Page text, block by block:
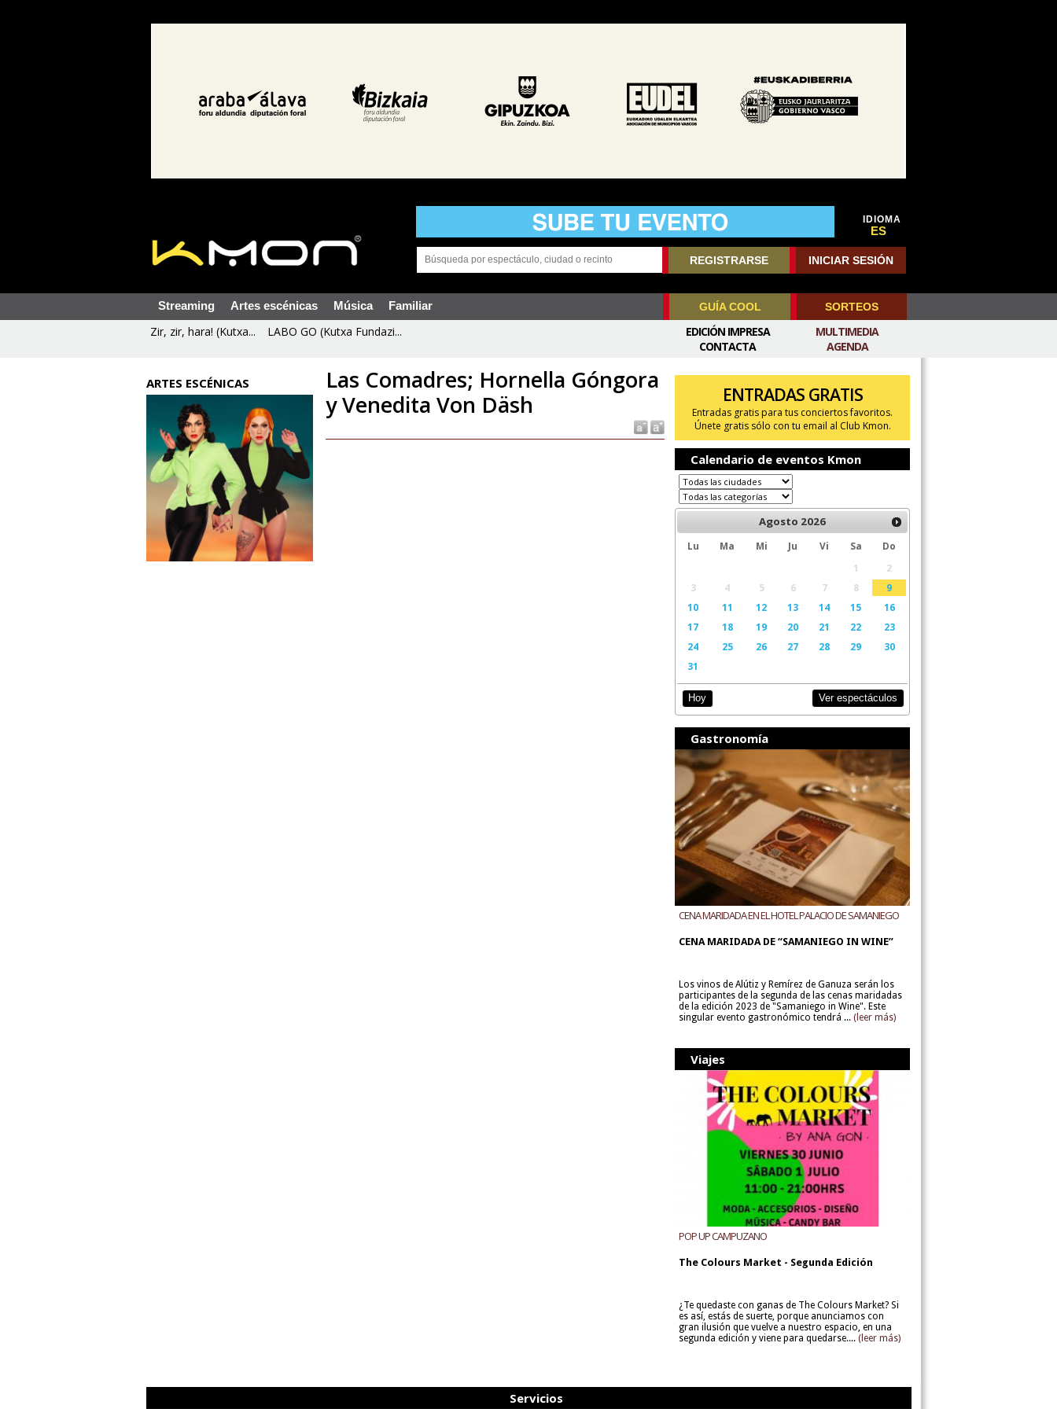
IDIOMA
ES
REGISTRARSE INICIAR SESIÓN
Streaming Artes escénicas Música Familiar GUÍA COOL SORTEOS
Zir, zir, hara! (Kutxa... LABO GO (Kutxa Fundazi...
MULTIMEDIA
AGENDA
EDICIÓN IMPRESA
CONTACTA
ARTES ESCÉNICAS
Las Comadres; Hornella Góngora
y Venedita Von Däsh
ENTRADAS GRATIS
Entradas gratis para tus conciertos favoritos.
Únete gratis sólo con tu email al Club Kmon.
Calendario de eventos Kmon
Agosto 2026
Lu Ma Mi Ju Vi Sa
Do
1
2
3
4 5 6 7 8
9
10
11 12 13 14 15
16
17
18 19 20 21 22
23
24
25 26 27 28 29
30
31
Hoy Ver espectáculos
Gastronomía
CENA MARIDADA EN EL HOTEL PALACIO DE SAMANIEGO
CENA MARIDADA DE “SAMANIEGO IN WINE”
Los vinos de Alútiz y Remírez de Ganuza serán los
participantes de la segunda de las cenas maridadas
de la edición 2023 de "Samaniego in Wine". Este
singular evento gastronómico tendrá ... (leer más)
Viajes
POP UP CAMPUZANO
The Colours Market - Segunda Edición
¿Te quedaste con ganas de The Colours Market? Si
es así, estás de suerte, porque anunciamos con
gran ilusión que vuelve a nuestro espacio, en una
segunda edición y viene para quedarse.... (leer más)
Servicios